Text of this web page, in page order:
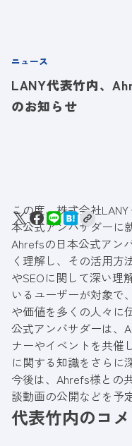
ニュース
LANY代表竹内、
のお知らせ
この度、株式会社
本公式アンバサダーに
Ahrefsの日本公式アン
く理解し、その活用方
やSEOに関して深い理
いるユーザーが対象で
や価値を多くの人々に
公式アンバサダーは、
ナーやイベントを共催
に関する知識をさらに
今後は、Ahrefs様との
談動画の公開などを予
代表竹内のコ